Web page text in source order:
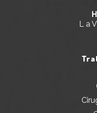
L a